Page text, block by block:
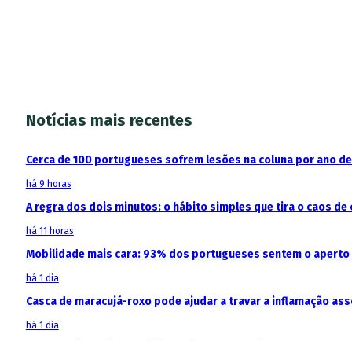
Notícias mais recentes
Cerca de 100 portugueses sofrem lesões na coluna por ano
há 9 horas
A regra dos dois minutos: o hábito simples que tira o caos de
há 11 horas
Mobilidade mais cara: 93% dos portugueses sentem o
há 1 dia
Casca de maracujá-roxo pode ajudar a travar a inflamação
há 1 dia